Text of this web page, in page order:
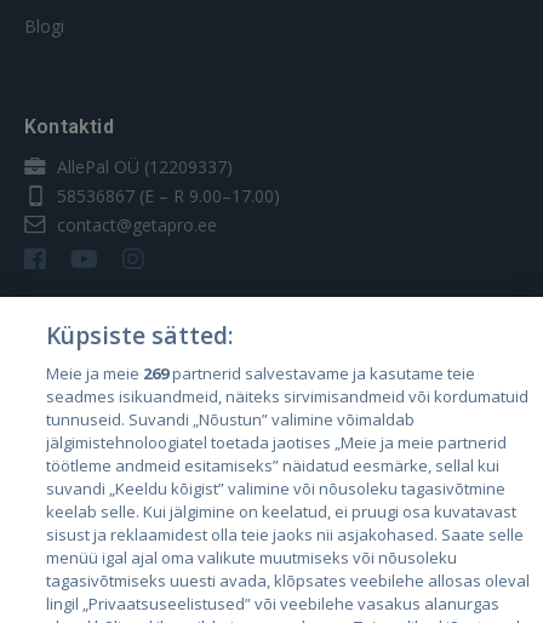
Blogi
Kontaktid
AllePal OÜ (12209337)
58536867 (E – R 9.00–17.00)
contact@getapro.ee
Riigid
Eesti
Läti
Leedu
Küpsiste sätted:
Meie ja meie 269partnerid salvestavame ja kasutame teie
seadmes isikuandmeid, näiteks sirvimisandmeid või kordumatuid
tunnuseid. Suvandi „Nõustun” valimine võimaldab
jälgimistehnoloogiatel toetada jaotises „Meie ja meie partnerid
töötleme andmeid esitamiseks” näidatud eesmärke, sellal kui
suvandi „Keeldu kõigist” valimine või nõusoleku tagasivõtmine
keelab selle. Kui jälgimine on keelatud, ei pruugi osa kuvatavast
sisust ja reklaamidest olla teie jaoks nii asjakohased. Saate selle
menüü igal ajal oma valikute muutmiseks või nõusoleku
tagasivõtmiseks uuesti avada, klõpsates veebilehe allosas oleval
lingil „Privaatsuseelistused” või veebilehe vasakus alanurgas